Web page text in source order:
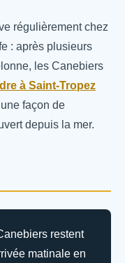
régulièrement chez
: après plusieurs
les Canebiers
à Saint-Tropez
façon de
depuis la mer.
restent
matinale en